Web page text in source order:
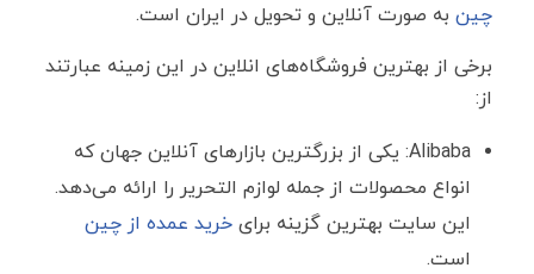
چین به صورت آنلاین و تحویل در ایران است.
برخی از بهترین فروشگاه‌های انلاین در این زمینه عبارتند
از:
Alibaba: یکی از بزرگترین بازارهای آنلاین جهان که
انواع محصولات از جمله لوازم التحریر را ارائه می‌دهد.
این سایت بهترین گزینه برای خرید عمده از چین
است.